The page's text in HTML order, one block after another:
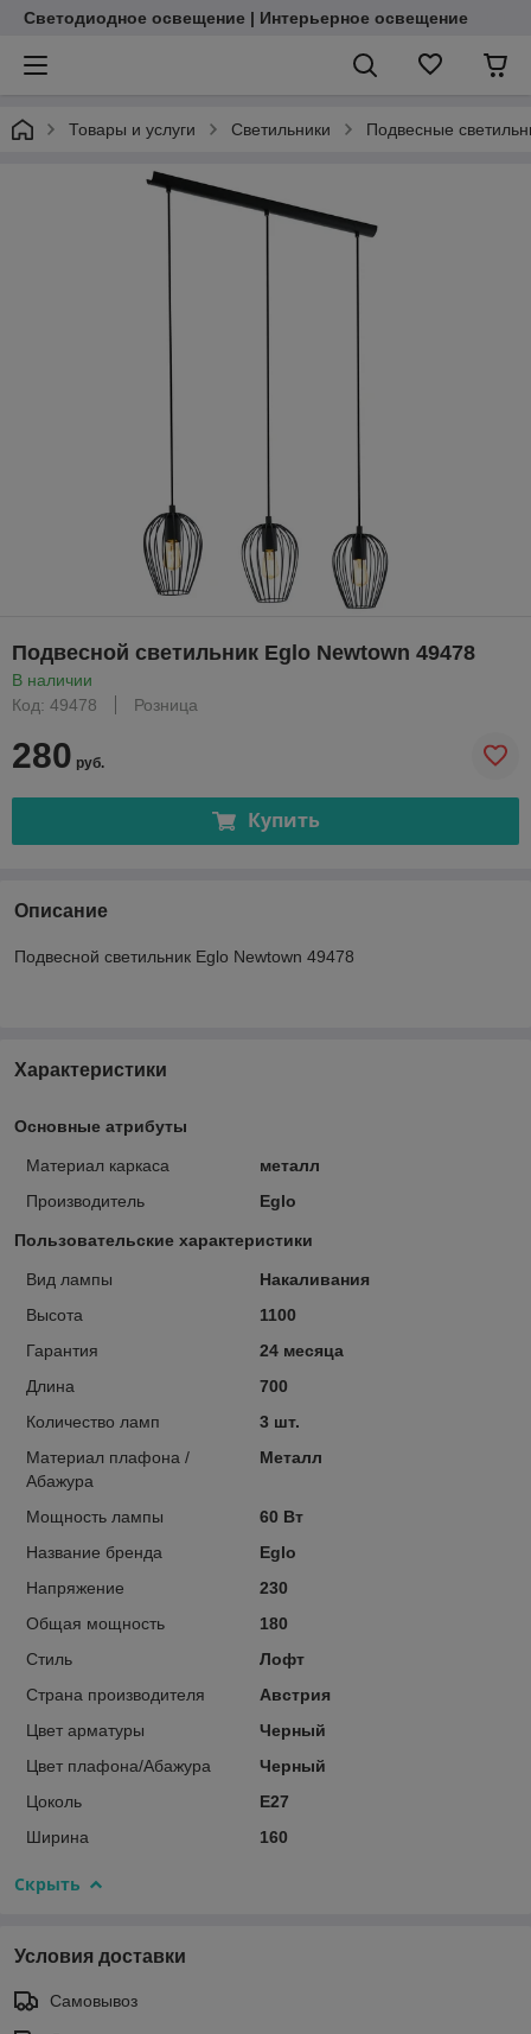
Светодиодное освещение | Интерьерное освещение
Товары и услуги Светильники Подвесные
Подвесной светильник Eglo Newtown 49478
В наличии
Код: 49478
Розница
280 руб.
Купить
Описание
Подвесной светильник Eglo Newtown 49478
Характеристики
Основные атрибуты
Материал каркаса
металл
Производитель
Eglo
Пользовательские характеристики
Вид лампы
Накаливания
Высота
1100
Гарантия
24 месяца
Длина
700
Количество ламп
3 шт.
Материал плафона /
Абажура
Металл
Мощность лампы
60 Вт
Название бренда
Eglo
Напряжение
230
Общая мощность
180
Стиль
Лофт
Страна производителя
Австрия
Цвет арматуры
Черный
Цвет плафона/Абажура
Черный
Цоколь
E27
Ширина
160
Скрыть
Условия доставки
Самовывоз